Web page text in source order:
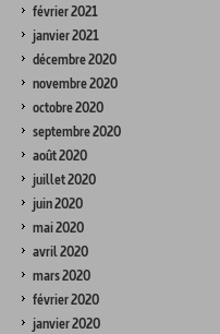
février 2021
janvier 2021
décembre 2020
novembre 2020
octobre 2020
septembre 2020
août 2020
juillet 2020
juin 2020
mai 2020
avril 2020
mars 2020
février 2020
janvier 2020